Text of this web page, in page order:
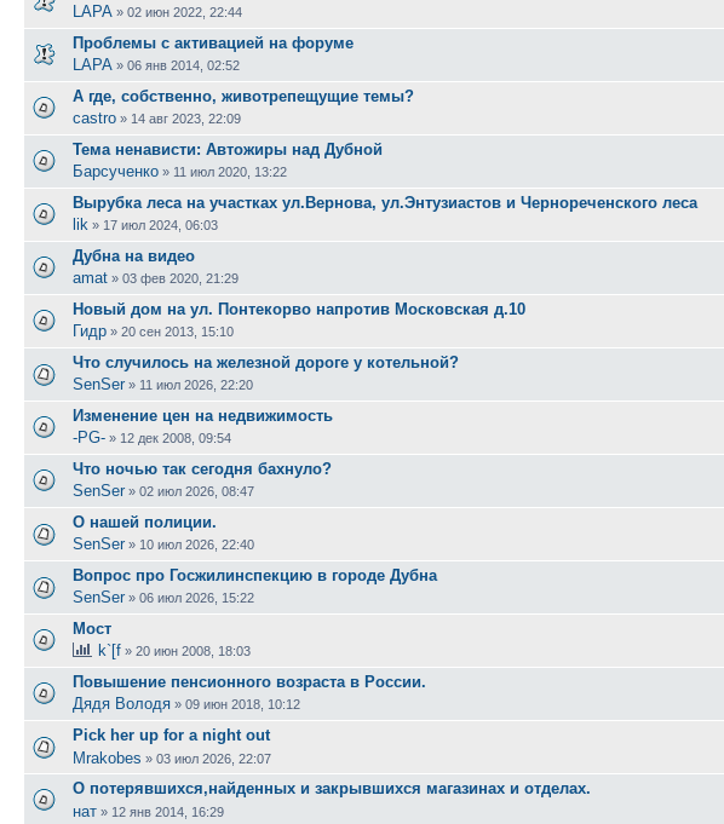
LAPA » 02 июн 2022, 22:44
Проблемы с активацией на форуме
LAPA » 06 янв 2014, 02:52
А где, собственно, животрепещущие темы?
castro » 14 авг 2023, 22:09
Тема ненависти: Автожиры над Дубной
Барсученко » 11 июл 2020, 13:22
Вырубка леса на участках ул.Вернова, ул.Энтузиастов и Чернореченского леса
lik » 17 июл 2024, 06:03
Дубна на видео
amat » 03 фев 2020, 21:29
Новый дом на ул. Понтекорво напротив Московская д.10
Гидр » 20 сен 2013, 15:10
Что случилось на железной дороге у котельной?
SenSer » 11 июл 2026, 22:20
Изменение цен на недвижимость
-PG- » 12 дек 2008, 09:54
Что ночью так сегодня бахнуло?
SenSer » 02 июл 2026, 08:47
О нашей полиции.
SenSer » 10 июл 2026, 22:40
Вопрос про Госжилинспекцию в городе Дубна
SenSer » 06 июл 2026, 15:22
Мост
k`[f » 20 июн 2008, 18:03
Повышение пенсионного возраста в России.
Дядя Володя » 09 июн 2018, 10:12
Pick her up for a night out
Mrakobes » 03 июл 2026, 22:07
О потерявшихся,найденных и закрывшихся магазинах и отделах.
нат » 12 янв 2014, 16:29